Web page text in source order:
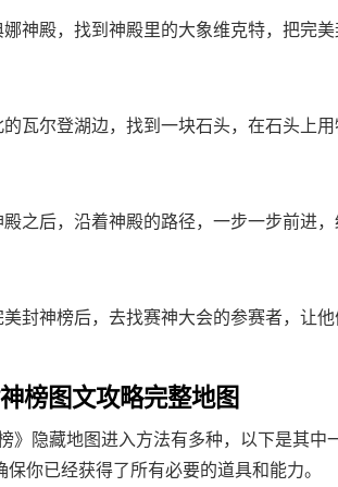
神殿，找到神殿里的大象维克特，把完
瓦尔登湖边，找到一块石头，在石头上
之后，沿着神殿的路径，一步一步前进
封神榜后，去找赛神大会的参赛者，让
榜图文攻略完整地图
榜》隐藏地图进入方法有多种，以下是其中
保你已经获得了所有必要的道具和能力。